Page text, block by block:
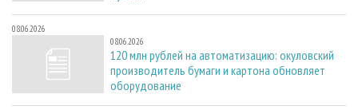
08.06.2026
08.06.2026
120 млн рублей на автоматизацию: окуловский
производитель бумаги и картона обновляет
оборудование